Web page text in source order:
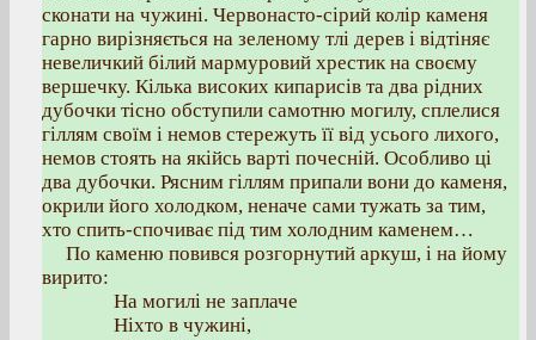
сконати на чужині. Червонасто-сірий колір каменя
гарно вирізняється на зеленому тлі дерев і відтіняє
невеличкий білий мармуровий хрестик на своєму
вершечку. Кілька високих кипарисів та два рідних
дубочки тісно обступили самотню могилу, сплелися
гіллям своїм і немов стережуть її від усього лихого,
немов стоять на якійсь варті почесній. Особливо ці
два дубочки. Рясним гіллям припали вони до каменя,
окрили його холодком, неначе сами тужать за тим,
хто спить-спочиває під тим холодним каменем…
По каменю повився розгорнутий аркуш, і на йому
вирито:
На могилі не заплаче
Ніхто в чужині,